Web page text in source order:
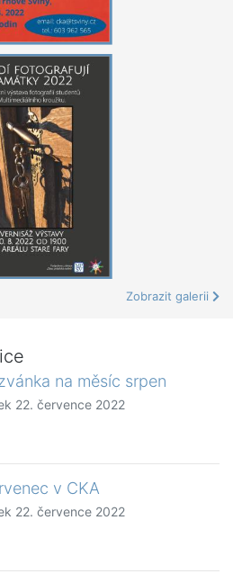
Zobrazit galerii
na měsíc srpen
22. července 2022
v CKA
22. července 2022